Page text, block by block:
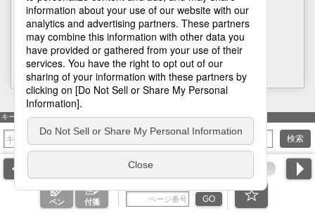
26
キーワード検索
検索
ペン 付箋 GO